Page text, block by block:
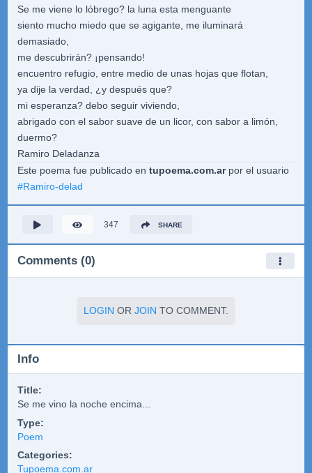
Se me viene lo lóbrego? la luna esta menguante
siento mucho miedo que se agigante, me iluminará
demasiado,
me descubrirán? ¡pensando!
encuentro refugio, entre medio de unas hojas que flotan,
ya dije la verdad, ¿y después que?
mi esperanza? debo seguir viviendo,
abrigado con el sabor suave de un licor, con sabor a limón,
duermo?
Ramiro Deladanza
Este poema fue publicado en tupoema.com.arpor el usuario
#Ramiro-delad
347 SHARE
Comments (0)
LOGIN OR JOIN TO COMMENT.
Info
Title:
Se me vino la noche encima...
Type:
Poem
Categories:
Tupoema.com.ar